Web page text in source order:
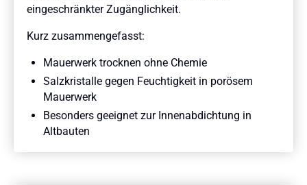
eingeschränkter Zugänglichkeit.
Kurz zusammengefasst:
Mauerwerk trocknen ohne Chemie
Salzkristalle gegen Feuchtigkeit in porösem
Mauerwerk
Besonders geeignet zur Innenabdichtung in
Altbauten